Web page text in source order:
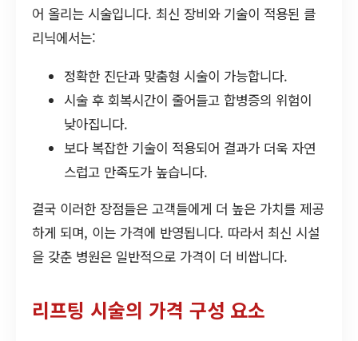
어 올리는 시술입니다. 최신 장비와 기술이 적용된 클
리닉에서는:
정확한 진단과 맞춤형 시술이 가능합니다.
시술 후 회복시간이 줄어들고 합병증의 위험이
낮아집니다.
보다 복잡한 기술이 적용되어 결과가 더욱 자연
스럽고 만족도가 높습니다.
결국 이러한 장점들은 고객들에게 더 높은 가치를 제공
하게 되며, 이는 가격에 반영됩니다. 따라서 최신 시설
을 갖춘 병원은 일반적으로 가격이 더 비쌉니다.
리프팅 시술의 가격 구성 요소